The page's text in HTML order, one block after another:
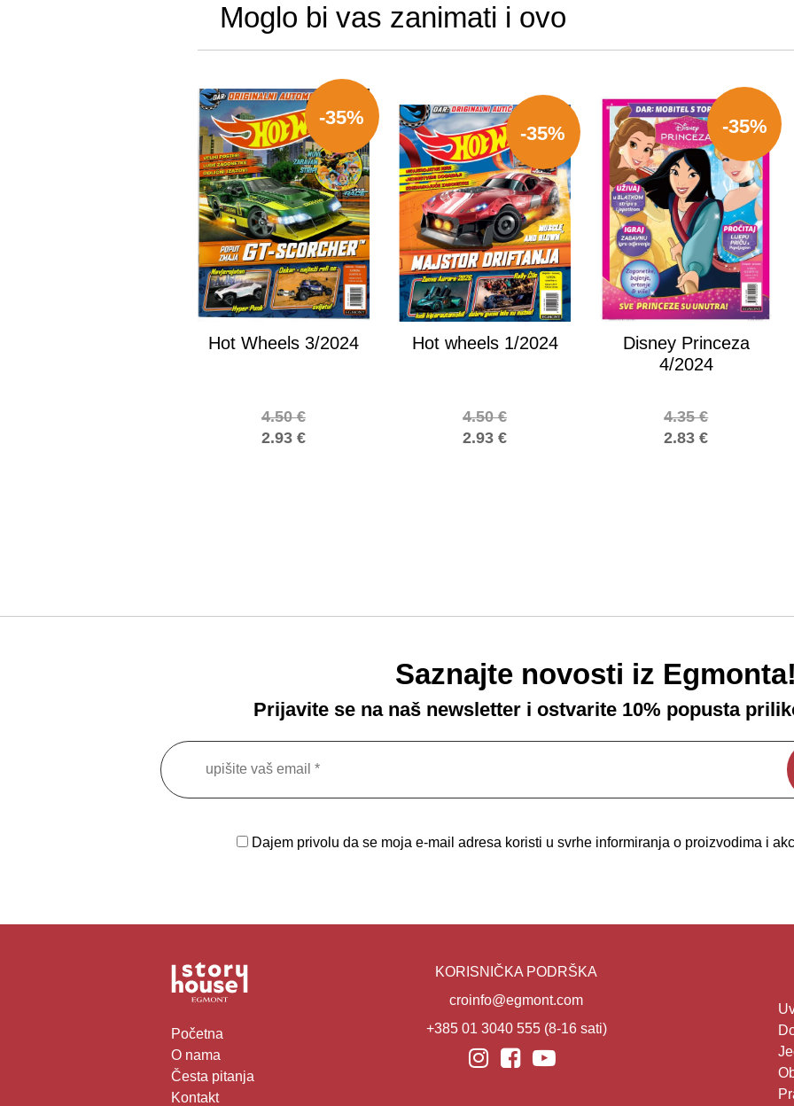
Moglo bi vas zanimati i ovo
-35%
Hot Wheels 3/2024
2.93 €
4.50€
-35%
Hot wheels 1/2024
2.93€
4.50€
-35%
Disney Princeza
4/2024
2.83€
4.35€
Saznajte novosti iz
Prijavite se na naš newsletter i ostvarite 10% popusta
Dajem privolu da se moja e-mail adresa koristi u svrhe informiranja o proizvodima i
Početna
O nama
Česta pitanja
Kontakt
KORISNIČKA PODRŠKA
croinfo@egmont.com
+385 01 3040 555(8-16 sati)